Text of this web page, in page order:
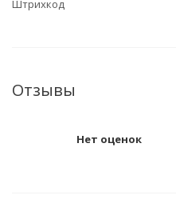
Штрихкод
Отзывы
Нет оценок